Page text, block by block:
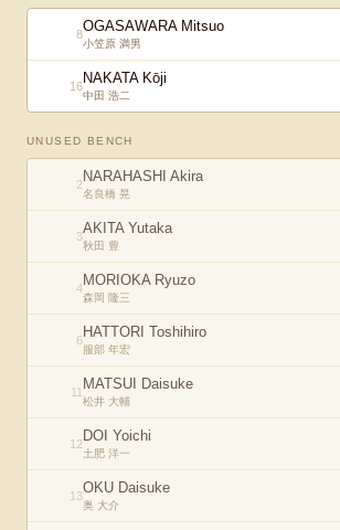
8OGASAWARA Mitsuo
小笠原 満男
16NAKATA Kōji
中田 浩二
UNUSED BENCH
2NARAHASHI Akira
名良橋 晃
3AKITA Yutaka
秋田 豊
4MORIOKA Ryuzo
森岡 隆三
6HATTORI Toshihiro
服部 年宏
11 MATSUI Daisuke
松井 大輔
12DOI Yoichi
土肥 洋一
13OKU Daisuke
奥 大介